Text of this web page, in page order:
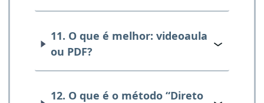
11. O que é melhor: videoaula
ou PDF?
12. O que é o método “Direto